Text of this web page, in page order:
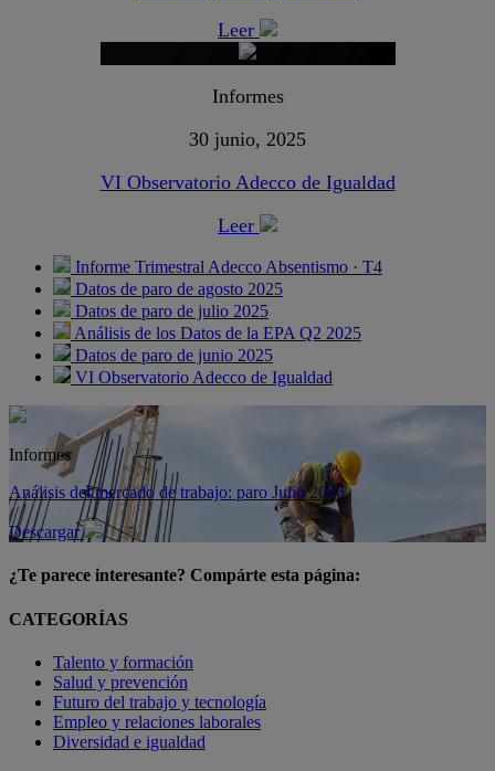
Leer
Informes
30 junio, 2025
VI Observatorio Adecco de Igualdad
Leer
Informe Trimestral Adecco Absentismo · T4
Datos de paro de agosto 2025
Datos de paro de julio 2025
Análisis de los Datos de la EPA Q2 2025
Datos de paro de junio 2025
VI Observatorio Adecco de Igualdad
Informes
Análisis del mercado de trabajo: paro Julio 2026
Descargar
¿Te parece interesante? Compárte esta página:
CATEGORÍAS
Talento y formación
Salud y prevención
Futuro del trabajo y tecnología
Empleo y relaciones laborales
Diversidad e igualdad